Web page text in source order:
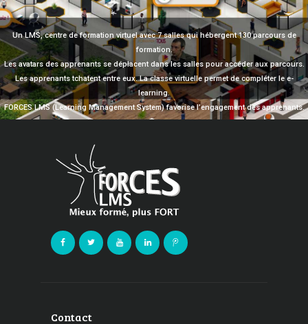
Un LMS, centre de formation virtuel avec 7 salles qui hébergent 130 parcours de
formation.
Les avatars des apprenants se déplacent dans les salles pour accéder aux parcours.
Les apprenants tchatent entre eux. La classe virtuelle permet de compléter le e-
learning.
FORCES LMS (Learning Management System) favorise l’engagement des apprenants.
Contact